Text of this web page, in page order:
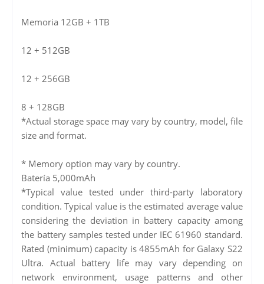
Memoria 12GB + 1TB
12 + 512GB
12 + 256GB
8 + 128GB
*Actual storage space may vary by country, model, file
size and format.
* Memory option may vary by country.
Batería 5,000mAh
*Typical value tested under third-party laboratory
condition. Typical value is the estimated average value
considering the deviation in battery capacity among
the battery samples tested under IEC 61960 standard.
Rated (minimum) capacity is 4855mAh for Galaxy S22
Ultra. Actual battery life may vary depending on
network environment, usage patterns and other